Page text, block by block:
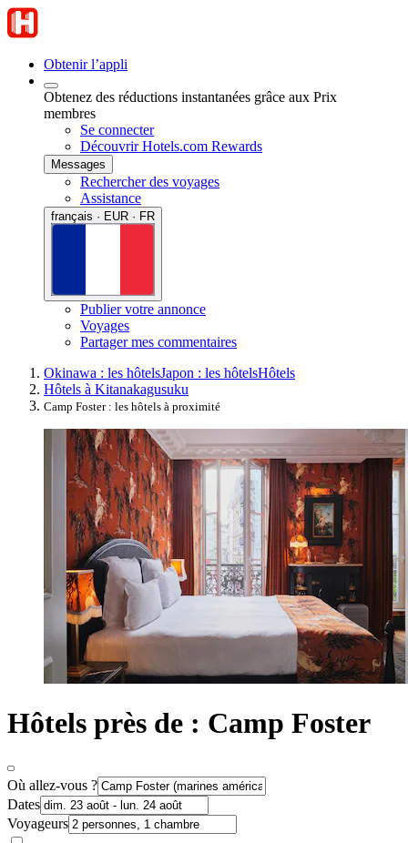
Obtenir l’appli
Obtenez des réductions instantanées grâce aux Prix
membres
Se connecter
Découvrir Hotels.com Rewards
Messages
Rechercher des voyages
Assistance
français · EUR · FR
Publier votre annonce
Voyages
Partager mes commentaires
Okinawa : les hôtelsJapon : les hôtelsHôtels
Hôtels à Kitanakagusuku
Camp Foster : les hôtels à proximité
Hôtels près de : Camp Foster
Où allez-vous ?
Dates
Voyageurs